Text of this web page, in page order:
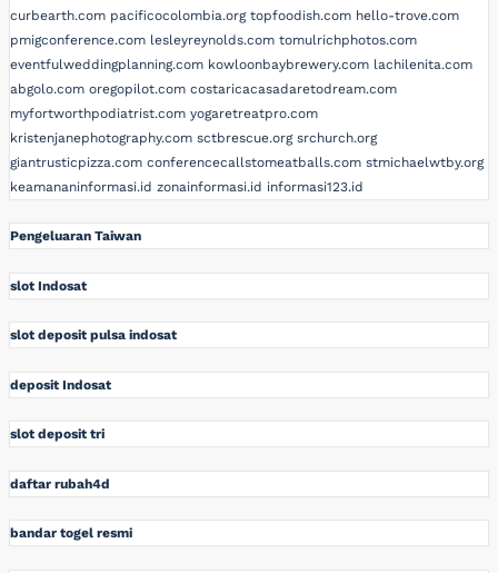
curbearth.com pacificocolombia.org topfoodish.com hello-trove.com
pmigconference.com lesleyreynolds.com tomulrichphotos.com
eventfulweddingplanning.com kowloonbaybrewery.com lachilenita.com
abgolo.com oregopilot.com costaricacasadaretodream.com
myfortworthpodiatrist.com yogaretreatpro.com
kristenjanephotography.com sctbrescue.org srchurch.org
giantrusticpizza.com conferencecallstomeatballs.com stmichaelwtby.org
keamananinformasi.id zonainformasi.id informasi123.id
Pengeluaran Taiwan
slot Indosat
slot deposit pulsa indosat
deposit Indosat
slot deposit tri
daftar rubah4d
bandar togel resmi